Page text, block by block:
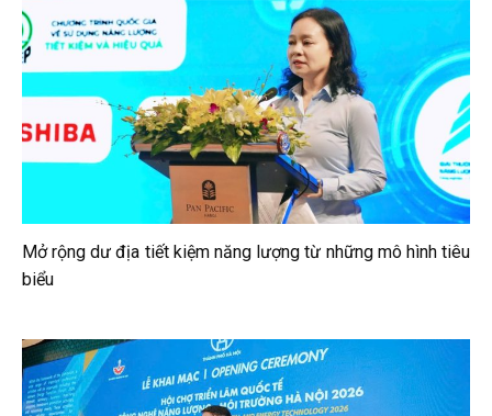
Mở rộng dư địa tiết kiệm năng lượng từ những mô hình tiêu
biểu